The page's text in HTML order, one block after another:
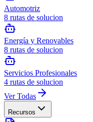
Automotriz
8 rutas de solucion
Energía y Renovables
8 rutas de solucion
Servicios Profesionales
4 rutas de solucion
Ver Todas
Recursos